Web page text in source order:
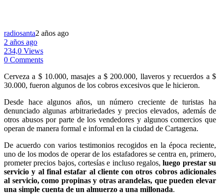
radiosanta2 años ago
2 años ago
234,0 Views
0 Comments
Cerveza a $ 10.000, masajes a $ 200.000, llaveros y recuerdos a $
30.000, fueron algunos de los cobros excesivos que le hicieron.
Desde hace algunos años, un número creciente de turistas ha
denunciado algunas arbitrariedades y precios elevados, además de
otros abusos por parte de los vendedores y algunos comercios que
operan de manera formal e informal en la ciudad de Cartagena.
De acuerdo con varios testimonios recogidos en la época reciente,
uno de los modos de operar de los estafadores se centra en, primero,
prometer precios bajos, cortesías e incluso regalos, luego prestar su
servicio y al final estafar al cliente con otros cobros adicionales
al servicio, como propinas y otras arandelas, que pueden elevar
una simple cuenta de un almuerzo a una millonada.